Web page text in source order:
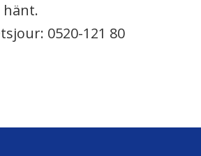
hänt.
0520-121 80